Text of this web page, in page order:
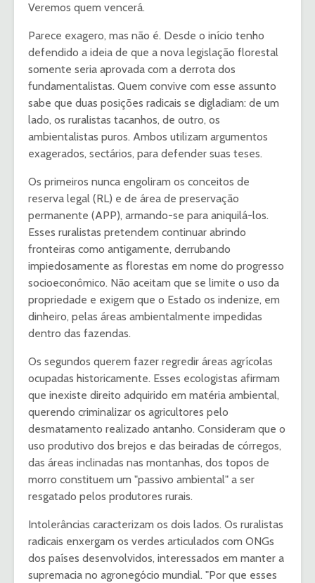
Veremos quem vencerá.
Parece exagero, mas não é. Desde o início tenho
defendido a ideia de que a nova legislação florestal
somente seria aprovada com a derrota dos
fundamentalistas. Quem convive com esse assunto
sabe que duas posições radicais se digladiam: de um
lado, os ruralistas tacanhos, de outro, os
ambientalistas puros. Ambos utilizam argumentos
exagerados, sectários, para defender suas teses.
Os primeiros nunca engoliram os conceitos de
reserva legal (RL) e de área de preservação
permanente (APP), armando-se para aniquilá-los.
Esses ruralistas pretendem continuar abrindo
fronteiras como antigamente, derrubando
impiedosamente as florestas em nome do progresso
socioeconômico. Não aceitam que se limite o uso da
propriedade e exigem que o Estado os indenize, em
dinheiro, pelas áreas ambientalmente impedidas
dentro das fazendas.
Os segundos querem fazer regredir áreas agrícolas
ocupadas historicamente. Esses ecologistas afirmam
que inexiste direito adquirido em matéria ambiental,
querendo criminalizar os agricultores pelo
desmatamento realizado antanho. Consideram que o
uso produtivo dos brejos e das beiradas de córregos,
das áreas inclinadas nas montanhas, dos topos de
morro constituem um "passivo ambiental" a ser
resgatado pelos produtores rurais.
Intolerâncias caracterizam os dois lados. Os ruralistas
radicais enxergam os verdes articulados com ONGs
dos países desenvolvidos, interessados em manter a
supremacia no agronegócio mundial. "Por que esses